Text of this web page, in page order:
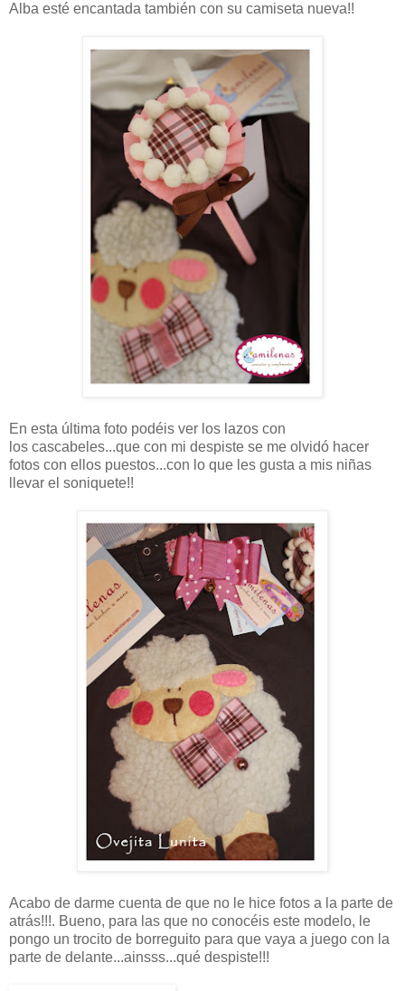
Alba esté encantada también con su camiseta nueva!!
En esta última foto podéis ver los lazos con
los cascabeles...que con mi despiste se me olvidó hacer
fotos con ellos puestos...con lo que les gusta a mis niñas
llevar el soniquete!!
Acabo de darme cuenta de que no le hice fotos a la parte de
atrás!!!. Bueno, para las que no conocéis este modelo, le
pongo un trocito de borreguito para que vaya a juego con la
parte de delante...ainsss...qué despiste!!!